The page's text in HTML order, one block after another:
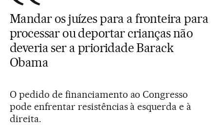
Mandar os juízes para a fronteira para
processar ou deportar crianças não
deveria ser a prioridade Barack
Obama
O pedido de financiamento ao Congresso
pode enfrentar resistências à esquerda e à
direita.